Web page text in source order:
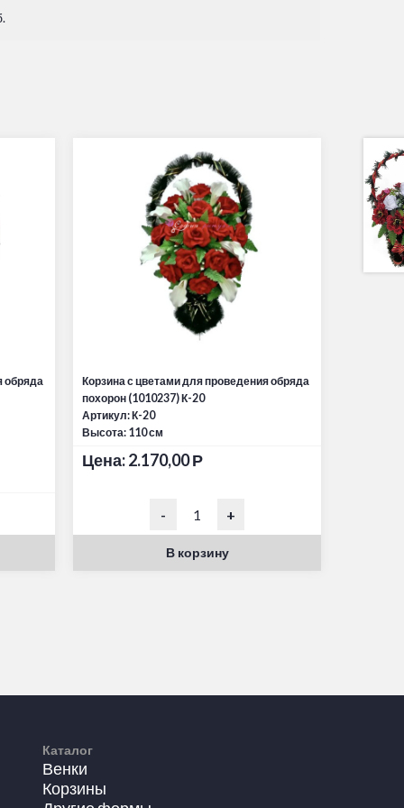
обряда
Корзина с цветами для проведения обряда
похорон (1010237) К-20
Артикул: К-20
Высота: 110 см
Цена:2.170,00Р
- +
В корзину
Каталог
Венки
Корзины